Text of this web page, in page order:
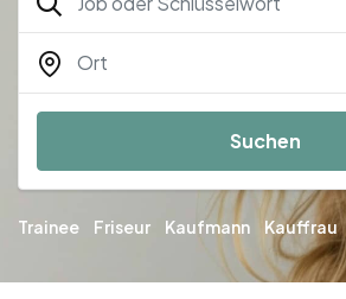
Suchen
Trainee Friseur Kaufmann Kauffrau